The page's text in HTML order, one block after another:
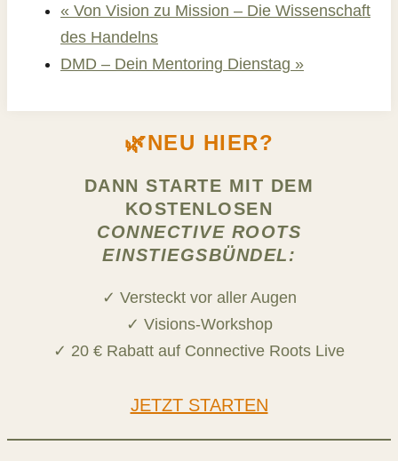
« Von Vision zu Mission – Die Wissenschaft
des Handelns
DMD – Dein Mentoring Dienstag »
🌿NEU HIER?
DANN STARTE MIT DEM
KOSTENLOSEN
CONNECTIVE ROOTS
EINSTIEGSBÜNDEL:
✓ Versteckt vor aller Augen
✓ Visions-Workshop
✓ 20 € Rabatt auf Connective Roots Live
JETZT STARTEN